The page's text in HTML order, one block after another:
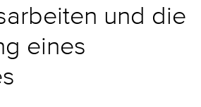
und die
eines